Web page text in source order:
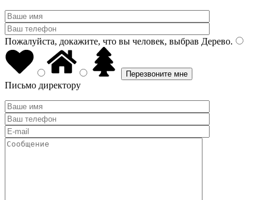
Пожалуйста, докажите, что вы человек, выбрав Дерево.
Письмо директору